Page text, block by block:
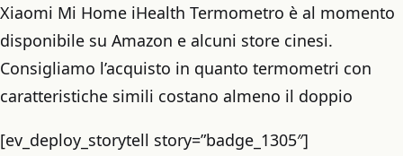
Xiaomi Mi Home iHealth Termometro è al momento
disponibile su Amazon e alcuni store cinesi.
Consigliamo l’acquisto in quanto termometri con
caratteristiche simili costano almeno il doppio
[ev_deploy_storytell story=”badge_1305″]